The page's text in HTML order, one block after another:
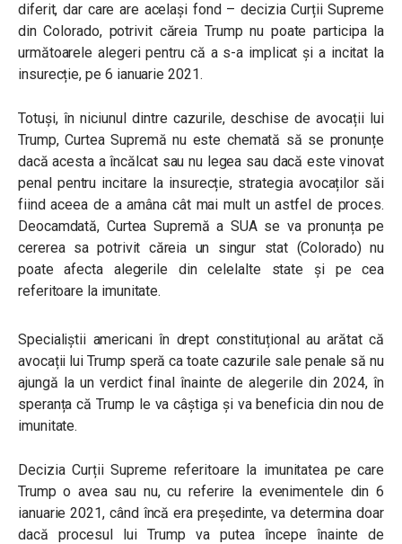
diferit, dar care are același fond – decizia Curții Supreme
din Colorado, potrivit căreia Trump nu poate participa la
următoarele alegeri pentru că a s-a implicat și a incitat la
insurecție, pe 6 ianuarie 2021.
Totuși, în niciunul dintre cazurile, deschise de avocații lui
Trump, Curtea Supremă nu este chemată să se pronunțe
dacă acesta a încălcat sau nu legea sau dacă este vinovat
penal pentru incitare la insurecție, strategia avocaților săi
fiind aceea de a amâna cât mai mult un astfel de proces.
Deocamdată, Curtea Supremă a SUA se va pronunța pe
cererea sa potrivit căreia un singur stat (Colorado) nu
poate afecta alegerile din celelalte state și pe cea
referitoare la imunitate.
Specialiștii americani în drept constituțional au arătat că
avocații lui Trump speră ca toate cazurile sale penale să nu
ajungă la un verdict final înainte de alegerile din 2024, în
speranța că Trump le va câștiga și va beneficia din nou de
imunitate.
Decizia Curții Supreme referitoare la imunitatea pe care
Trump o avea sau nu, cu referire la evenimentele din 6
ianuarie 2021, când încă era președinte, va determina doar
dacă procesul lui Trump va putea începe înainte de